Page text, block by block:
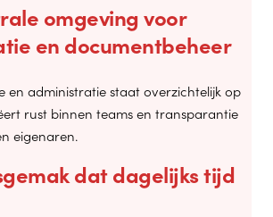
omgeving voor
en documentbeheer
en administratie staat overzichtelijk op
rust binnen teams en transparantie
eigenaren.
dat dagelijks tijd